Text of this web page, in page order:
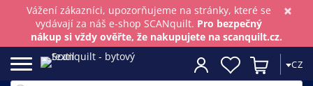
×
Vážení zákazníci, upozorňujeme na stránky, které se
vydávají za náš e-shop SCANquilt. Pro bezpečný
nákup si vždy ověřte, že nakupujete na scanquilt.cz.
CZ